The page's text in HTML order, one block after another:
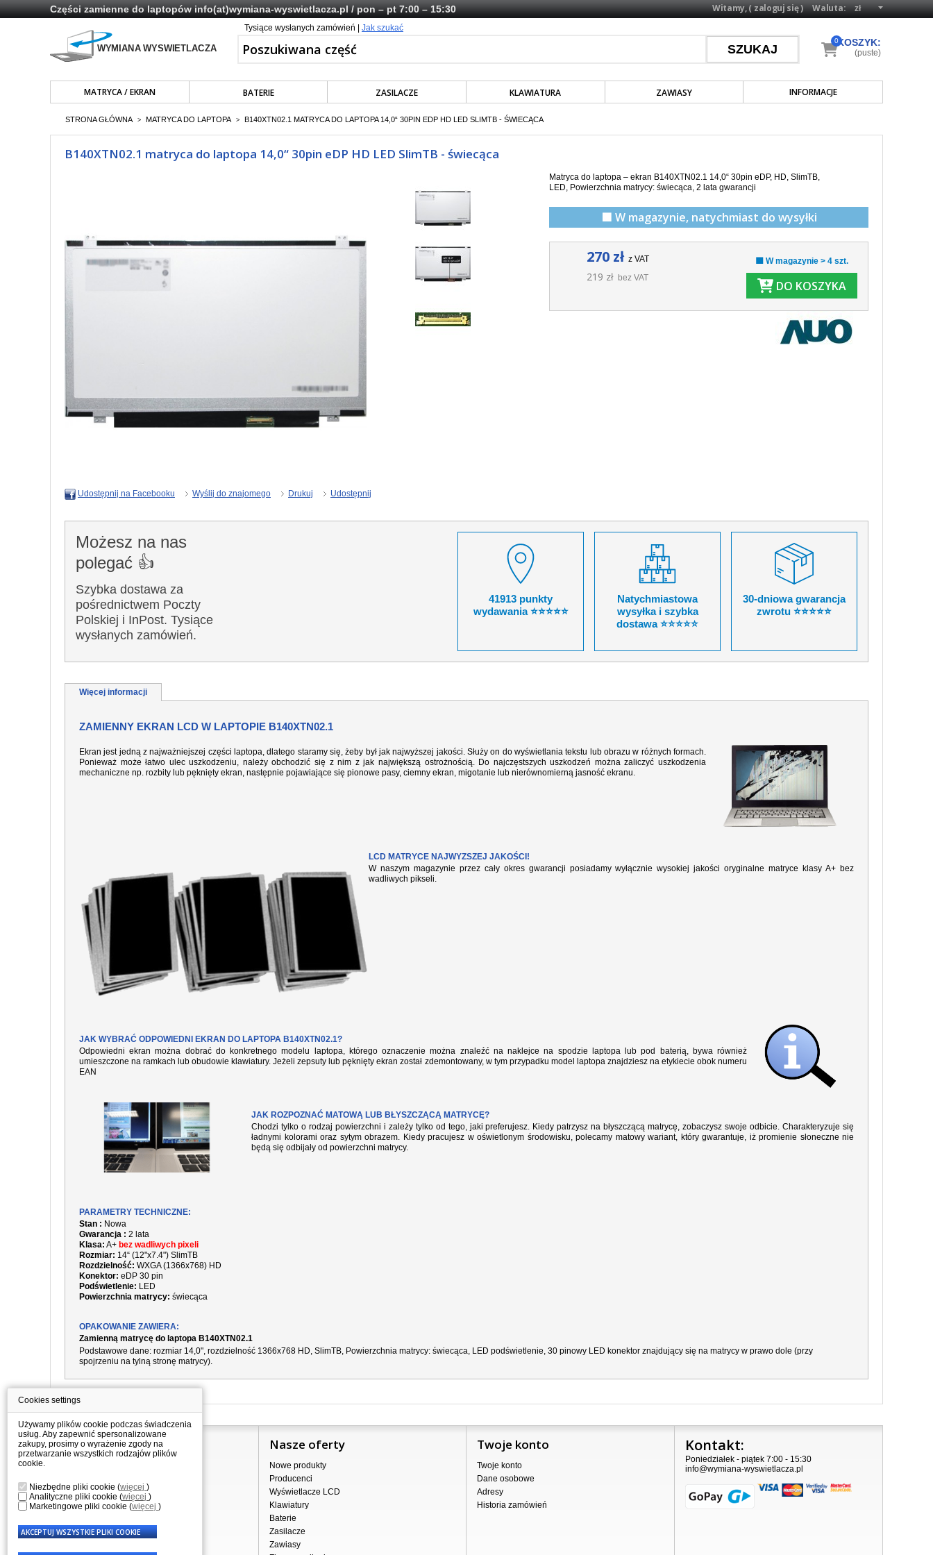
Części zamienne do laptopówinfo(at)wymiana-wyswietlacza.pl/ pon – pt 7:00 – 15:30 Waluta:
Witamy, (zaloguj się)
Tysiące wysłanych zamówień | Jak szukać
MATRYCA / EKRAN BATERIE ZASILACZE KLAWIATURA ZAWIASY INFORMACJE
KOSZYK:
0
(puste)
STRONA GŁÓWNA > MATRYCA DO LAPTOPA > B140XTN02.1 MATRYCA DO LAPTOPA 14,0“ 30PIN EDP HD LED SLIMTB - ŚWIECĄCA
B140XTN02.1 matryca do laptopa 14,0“ 30pin eDP HD LED SlimTB - świecąca
Matryca do laptopa – ekran B140XTN02.1 14,0“ 30pin eDP, HD, SlimTB,
LED, Powierzchnia matrycy: świecąca, 2 lata gwarancji
🟩 W magazynie, natychmiast do wysyłki
270 zł z VAT
219 zł bez VAT
🟩 W magazynie > 4 szt.
DO KOSZYKA
Udostępnij na Facebooku Wyślij do znajomego Drukuj Udostępnij
Możesz na nas
polegać 👍
Szybka dostawa za
pośrednictwem Poczty
Polskiej i InPost. Tysiące
wysłanych zamówień.
41913 punkty
wydawania ⭐⭐⭐⭐⭐
Natychmiastowa
wysyłka i szybka
dostawa ⭐⭐⭐⭐⭐
30-dniowa gwarancja
zwrotu ⭐⭐⭐⭐⭐
Więcej informacji
ZAMIENNY EKRAN LCD W LAPTOPIE B140XTN02.1
Ekran jest jedną z najważniejszej części laptopa, dlatego staramy się, żeby był jak najwyższej jakości. Służy on do wyświetlania tekstu lub obrazu w różnych formach.
Ponieważ może łatwo ulec uszkodzeniu, należy obchodzić się z nim z jak największą ostrożnością. Do najczęstszych uszkodzeń można zaliczyć uszkodzenia
mechaniczne np. rozbity lub pęknięty ekran, następnie pojawiające się pionowe pasy, ciemny ekran, migotanie lub nierównomierną jasność ekranu.
LCD MATRYCE NAJWYZSZEJ JAKOŚCI!
W naszym magazynie przez cały okres gwarancji posiadamy wyłącznie wysokiej jakości oryginalne matryce klasy A+ bez
wadliwych pikseli.
JAK WYBRAĆ ODPOWIEDNI EKRAN DO LAPTOPA B140XTN02.1?
Odpowiedni ekran można dobrać do konkretnego modelu laptopa, którego oznaczenie można znaleźć na naklejce na spodzie laptopa lub pod baterią, bywa również
umieszczone na ramkach lub obudowie klawiatury. Jeżeli zepsuty lub pęknięty ekran został zdemontowany, w tym przypadku model laptopa znajdziesz na etykiecie obok numeru
EAN
JAK ROZPOZNAĆ MATOWĄ LUB BŁYSZCZĄCĄ MATRYCĘ?
Chodzi tylko o rodzaj powierzchni i zależy tylko od tego, jaki preferujesz. Kiedy patrzysz na błyszczącą matrycę, zobaczysz swoje odbicie. Charakteryzuje się
ładnymi kolorami oraz sytym obrazem. Kiedy pracujesz w oświetlonym środowisku, polecamy matowy wariant, który gwarantuje, iż promienie słoneczne nie
będą się odbijały od powierzchni matrycy.
PARAMETRY TECHNICZNE:
Stan : Nowa
Gwarancja : 2 lata
Klasa: A+ bez wadliwych pixeli
Rozmiar: 14“ (12"x7.4") SlimTB
Rozdzielność: WXGA (1366x768) HD
Konektor: eDP 30 pin
Podświetlenie: LED
Powierzchnia matrycy: świecąca
OPAKOWANIE ZAWIERA:
Zamienną matrycę do laptopa B140XTN02.1
Podstawowe dane: rozmiar 14,0", rozdzielność 1366x768 HD, SlimTB, Powierzchnia matrycy: świecąca, LED podświetlenie, 30 pinowy LED konektor znajdujący się na matrycy w prawo dole (przy
spojrzeniu na tylną stronę matrycy).
Informacje
Sprzedaż hurtowa
Nota prawna
Przetwarzanie danych osobowych
Nasze oferty
Nowe produkty
Producenci
Wyświetlacze LCD
Klawiatury
Baterie
Zasilacze
Zawiasy
Twoje konto
Twoje konto
Dane osobowe
Adresy
Historia zamówień
Kontakt:
Poniedziałek - piątek 7:00 - 15:30
info@wymiana-wyswietlacza.pl
Cookies settings
Używamy plików cookie podczas świadczenia
usług. Aby zapewnić spersonalizowane
zakupy, prosimy o wyrażenie zgody na
przetwarzanie wszystkich rodzajów plików
cookie.
Niezbędne pliki cookie (więcej )
Analityczne pliki cookie (więcej )
Marketingowe pliki cookie (więcej )